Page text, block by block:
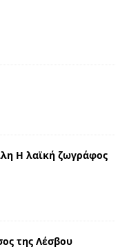
Η λαϊκή ζωγράφος
της Λέσβου